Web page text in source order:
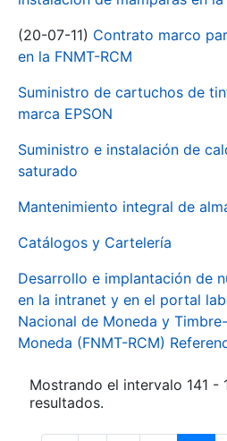
(20-07-11) Contrato marco
en la FNMT-RCM
Suministro de cartuchos de
marca EPSON
Suministro e instalación de
saturado
Mantenimiento integral de
Catálogos y Cartelería
Desarrollo e implantación de
en la intranet y en el portal
Nacional de Moneda y
Moneda (FNMT-RCM)
Mostrando el intervalo 141 -
resultados.